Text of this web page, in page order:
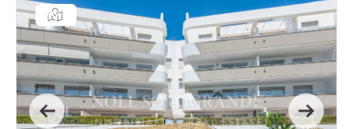
Previous Next